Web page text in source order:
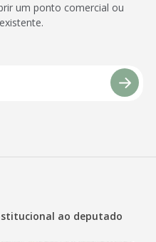
um ponto comercial ou
ao deputado